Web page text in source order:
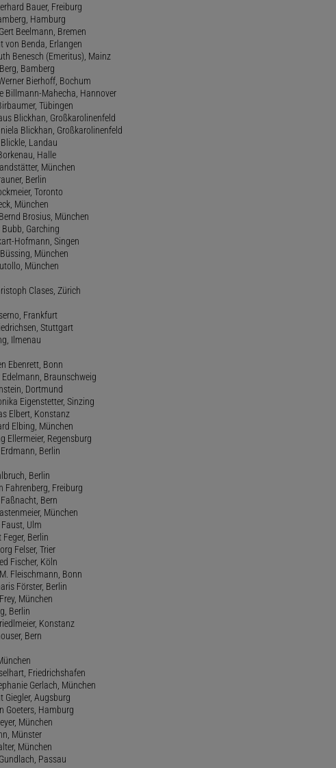
Bauer, Freiburg
Hamburg
Beelmann, Bremen
von Benda, Erlangen
Benesch (Emeritus), Mainz
Bamberg
Bierhoff, Bochum
Billmann-Mahecha, Hannover
Tübingen
Blickhan, Großkarolinenfeld
Blickhan, Großkarolinenfeld
Landau
Halle
München
Berlin
Toronto
München
Brosius, München
Bubb, Garching
Hofmann, Singen
München
München
Clases, Zürich
Frankfurt
Stuttgart
Ilmenau
Ebenrett, Bonn
Edelmann, Braunschweig
Dortmund
Eigenstetter, Sinzing
Elbert, Konstanz
Elbing, München
Ellermeier, Regensburg
Berlin
Berlin
Fahrenberg, Freiburg
Bern
München
Ulm
Feger, Berlin
Felser, Trier
Fischer, Köln
Fleischmann, Bonn
Förster, Berlin
München
Berlin
Konstanz
Bern
Friedrichshafen
Gerlach, München
Giegler, Augsburg
Goeters, Hamburg
München
Münster
München
Passau